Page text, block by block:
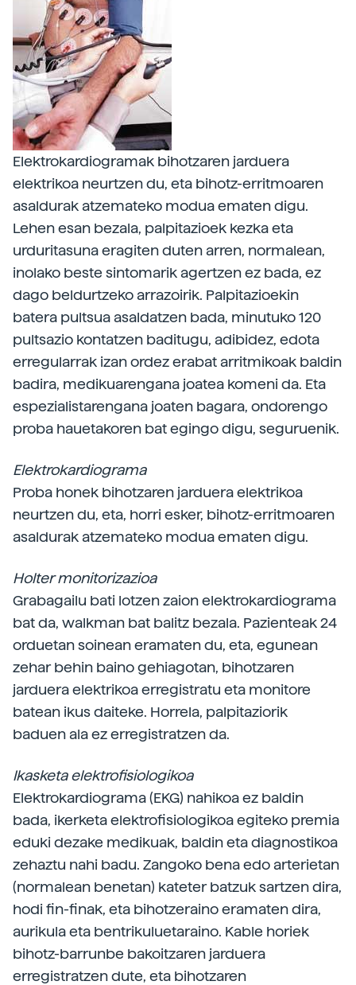
Elektrokardiogramak bihotzaren jarduera
elektrikoa neurtzen du, eta bihotz-erritmoaren
asaldurak atzemateko modua ematen digu.
Lehen esan bezala, palpitazioek kezka eta
urduritasuna eragiten duten arren, normalean,
inolako beste sintomarik agertzen ez bada, ez
dago beldurtzeko arrazoirik. Palpitazioekin
batera pultsua asaldatzen bada, minutuko 120
pultsazio kontatzen baditugu, adibidez, edota
erregularrak izan ordez erabat arritmikoak baldin
badira, medikuarengana joatea komeni da. Eta
espezialistarengana joaten bagara, ondorengo
proba hauetakoren bat egingo digu, seguruenik.
Elektrokardiograma
Proba honek bihotzaren jarduera elektrikoa
neurtzen du, eta, horri esker, bihotz-erritmoaren
asaldurak atzemateko modua ematen digu.
Holter monitorizazioa
Grabagailu bati lotzen zaion elektrokardiograma
bat da, walkman bat balitz bezala. Pazienteak 24
orduetan soinean eramaten du, eta, egunean
zehar behin baino gehiagotan, bihotzaren
jarduera elektrikoa erregistratu eta monitore
batean ikus daiteke. Horrela, palpitaziorik
baduen ala ez erregistratzen da.
Ikasketa elektrofisiologikoa
Elektrokardiograma (EKG) nahikoa ez baldin
bada, ikerketa elektrofisiologikoa egiteko premia
eduki dezake medikuak, baldin eta diagnostikoa
zehaztu nahi badu. Zangoko bena edo arterietan
(normalean benetan) kateter batzuk sartzen dira,
hodi fin-finak, eta bihotzeraino eramaten dira,
aurikula eta bentrikuluetaraino. Kable horiek
bihotz-barrunbe bakoitzaren jarduera
erregistratzen dute, eta bihotzaren